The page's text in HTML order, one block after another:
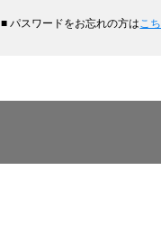
■ パスワードをお忘れの方はこ